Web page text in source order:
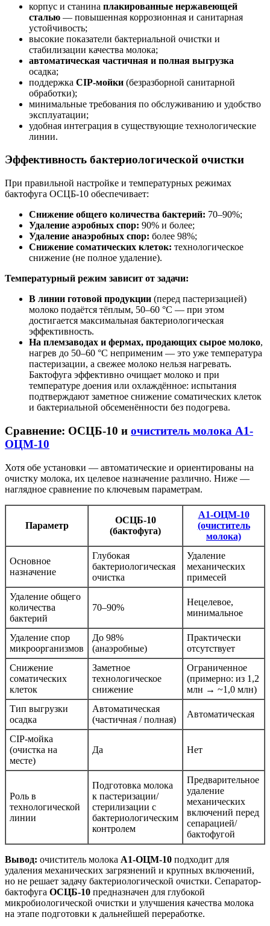
корпус и станина плакированные нержавеющей
сталью — повышенная коррозионная и санитарная
устойчивость;
высокие показатели бактериальной очистки и
стабилизации качества молока;
автоматическая частичная и полная выгрузка
осадка;
поддержка CIP-мойки (безразборной санитарной
обработки);
минимальные требования по обслуживанию и удобство
эксплуатации;
удобная интеграция в существующие технологические
линии.
Эффективность бактериологической очистки
При правильной настройке и температурных режимах
бактофуга ОСЦБ-10 обеспечивает:
Снижение общего количества бактерий: 70–90%;
Удаление аэробных спор: 90% и более;
Удаление анаэробных спор: более 98%;
Снижение соматических клеток: технологическое
снижение (не полное удаление).
Температурный режим зависит от задачи:
В линии готовой продукции (перед пастеризацией)
молоко подаётся тёплым, 50–60 °C — при этом
достигается максимальная бактериологическая
эффективность.
На племзаводах и фермах, продающих сырое молоко,
нагрев до 50–60 °C неприменим — это уже температура
пастеризации, а свежее молоко нельзя нагревать.
Бактофуга эффективно очищает молоко и при
температуре доения или охлаждённое: испытания
подтверждают заметное снижение соматических клеток
и бактериальной обсеменённости без подогрева.
Сравнение: ОСЦБ-10 и очиститель молока А1-
ОЦМ-10
Хотя обе установки — автоматические и ориентированы на
очистку молока, их целевое назначение различно. Ниже —
наглядное сравнение по ключевым параметрам.
Параметр
ОСЦБ-10
(бактофуга)
А1-ОЦМ-10
(очиститель
молока)
Основное
назначение
Глубокая
бактериологическая
очистка
Удаление
механических
примесей
Удаление общего
количества
бактерий
70–90%
Нецелевое,
минимальное
Удаление спор
микроорганизмов
До 98%
(анаэробные)
Практически
отсутствует
Снижение
соматических
клеток
Заметное
технологическое
снижение
Ограниченное
(примерно: из 1,2
млн → ~1,0 млн)
Тип выгрузки
осадка
Автоматическая
(частичная / полная)
Автоматическая
CIP-мойка
(очистка на
месте)
Да Нет
Роль в
технологической
линии
Подготовка молока
к пастеризации/
стерилизации с
бактериологическим
контролем
Предварительное
удаление
механических
включений перед
сепарацией/
бактофугой
Вывод: очиститель молока А1-ОЦМ-10 подходит для
удаления механических загрязнений и крупных включений,
но не решает задачу бактериологической очистки. Сепаратор-
бактофуга ОСЦБ-10 предназначен для глубокой
микробиологической очистки и улучшения качества молока
на этапе подготовки к дальнейшей переработке.